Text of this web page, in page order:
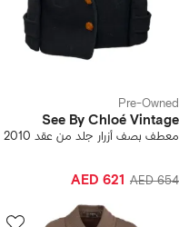
Pre-Owned
See By Chloé Vintage
معطف بصف أزرار جلد من عقد 2010
AED 654
AED 621